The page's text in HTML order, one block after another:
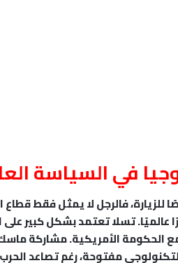
في السياسة
فالرجل لا يمثل فقط قطاع
عالميًا. تسلا تعتمد بشكل كبير
الحكومة الأمريكية. مشاركة
مفتوحة، رغم تصاعد